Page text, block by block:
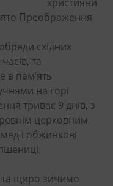
Преображення
східних
та
в пам’ять
на горі
триває 9 днів, з
церковним
і об­жинкові
та щиро зичимо